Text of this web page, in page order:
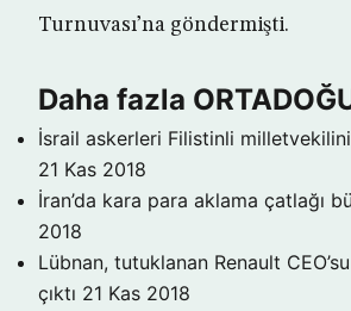
Turnuvası’na göndermişti.
Daha fazla
İsrail askerleri Filistinli milletvekilini
21 Kas 2018
İran’da kara para aklama çatlağı
2018
Lübnan, tutuklanan Renault
çıktı 21 Kas 2018